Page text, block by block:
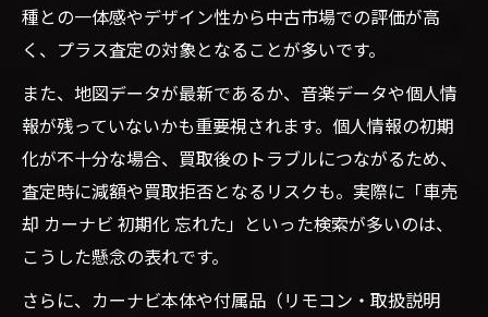
種との一体感やデザイン性から中古市場での評価が高
く、プラス査定の対象となることが多いです。
また、地図データが最新であるか、音楽データや個人情
報が残っていないかも重要視されます。個人情報の初期
化が不十分な場合、買取後のトラブルにつながるため、
査定時に減額や買取拒否となるリスクも。実際に「車売
却 カーナビ 初期化 忘れた」といった検索が多いのは、
こうした懸念の表れです。
さらに、カーナビ本体や付属品（リモコン・取扱説明